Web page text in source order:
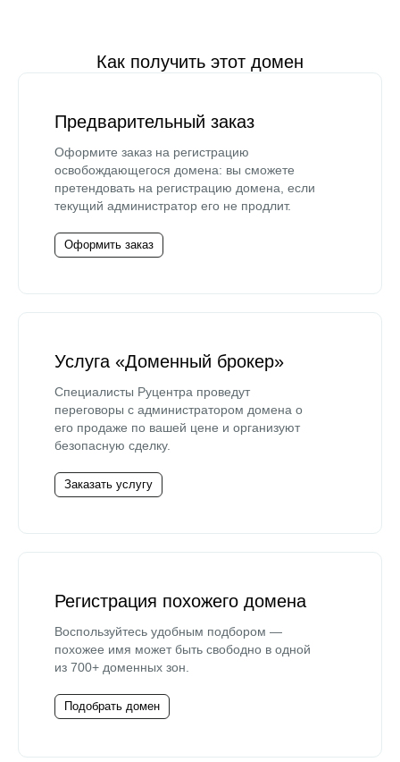
Как получить этот домен
Предварительный заказ
Оформите заказ на регистрацию
освобождающегося домена: вы сможете
претендовать на регистрацию домена, если
текущий администратор его не продлит.
Оформить заказ
Услуга «Доменный брокер»
Специалисты Руцентра проведут
переговоры с администратором домена о
его продаже по вашей цене и организуют
безопасную сделку.
Заказать услугу
Регистрация похожего домена
Воспользуйтесь удобным подбором —
похожее имя может быть свободно в одной
из 700+ доменных зон.
Подобрать домен